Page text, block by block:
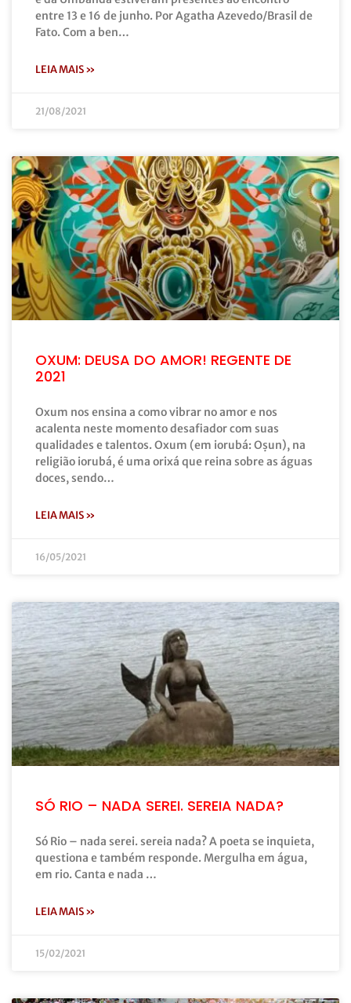
entre 13 e 16 de junho. Por Agatha Azevedo/Brasil de
Fato. Com a ben…
LEIA MAIS »
21/08/2021
OXUM: DEUSA DO AMOR! REGENTE DE
2021
Oxum nos ensina a como vibrar no amor e nos
acalenta neste momento desafiador com suas
qualidades e talentos. Oxum (em iorubá: Oṣun), na
religião iorubá, é uma orixá que reina sobre as águas
doces, sendo…
LEIA MAIS »
16/05/2021
SÓ RIO – NADA SEREI. SEREIA NADA?
Só Rio – nada serei. sereia nada? A poeta se inquieta,
questiona e também responde. Mergulha em água,
em rio. Canta e nada …
LEIA MAIS »
15/02/2021